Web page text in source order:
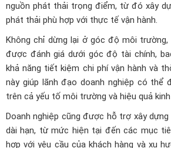
nguồn phát thải trọng điểm, từ đó xây
phát thải phù hợp với thực tế vận hành.
Không chỉ dừng lại ở góc độ môi trường,
được đánh giá dưới góc độ tài chính,
khả năng tiết kiệm chi phí vận hành và
này giúp lãnh đạo doanh nghiệp có thể
trên cả yếu tố môi trường và hiệu quả
Doanh nghiệp cũng được hỗ trợ xây
dài hạn, từ mức hiện tại đến các mục
hợp với yêu cầu của khách hàng và xu